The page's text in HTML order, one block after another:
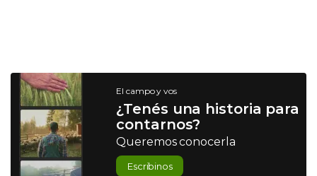
El campo y vos
¿Tenés una historia para
contarnos?
Queremos conocerla
Escribinos